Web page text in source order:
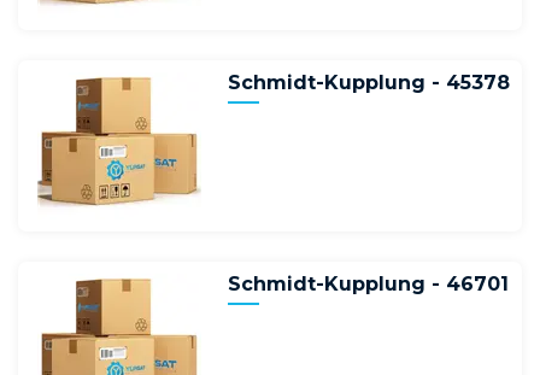
Schmidt-Kupplung - 45378
Schmidt-Kupplung - 46701